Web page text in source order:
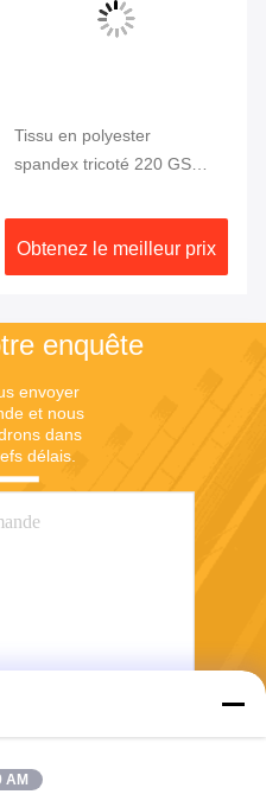
Tissu en polyester
spandex tricoté 220 GSM
Obtenez le meilleur prix
enquête
envoyer
et nous
dans
délais.
Envoyez
AM